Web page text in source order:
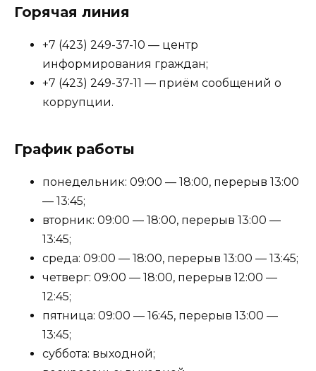
Горячая линия
+7 (423) 249-37-10 — центр
информирования граждан;
+7 (423) 249-37-11 — приём сообщений о
коррупции.
График работы
понедельник: 09:00 — 18:00, перерыв 13:00
— 13:45;
вторник: 09:00 — 18:00, перерыв 13:00 —
13:45;
среда: 09:00 — 18:00, перерыв 13:00 — 13:45;
четверг: 09:00 — 18:00, перерыв 12:00 —
12:45;
пятница: 09:00 — 16:45, перерыв 13:00 —
13:45;
суббота: выходной;